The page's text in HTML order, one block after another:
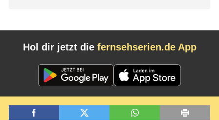
Hol dir jetzt die fernsehserien.de App